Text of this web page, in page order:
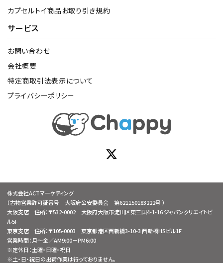
カプセルトイ商品お取り引き規約
サービス
お問い合わせ
会社概要
特定商取引法表示について
プライバシーポリシー
株式会社ACTマーケティング
（古物営業許可証番号 大阪府公安委員会 第621150183222号 ）
大阪支店 住所：〒532-0002 大阪府大阪市淀川区東三国4-1-16 ジャパンクリエイトビ
ル5F
東京支店 住所：〒105-0003 東京都港区西新橋3-10-3 西新橋HSビル1F
営業時間：月～金／AM9:00－PM6:00
※定休日：土曜・日曜・祝日
※土・日・祝日の出荷作業は行っておりません。